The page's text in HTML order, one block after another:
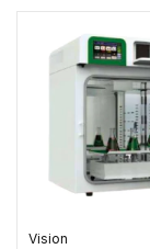
Vision